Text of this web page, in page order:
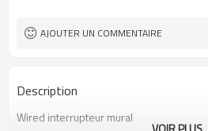
AJOUTER UN COMMENTAIRE
Description
Wired interrupteur mural